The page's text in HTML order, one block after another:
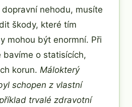
nehodu, musíte
škody, které tím
mohou být enormní. Při
bavíme o statisících,
korun. Málokterý
schopen z vlastní
trvalé zdravotní